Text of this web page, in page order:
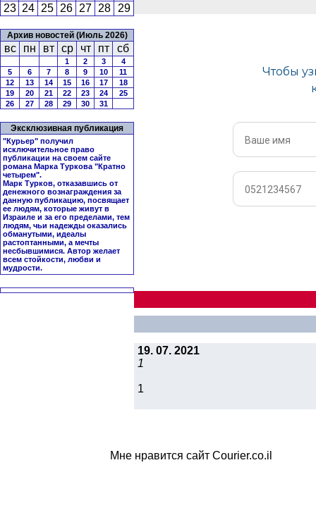
23 24 25 26 27 28 29
Архив новостей (Июль 2026)
вс пн вт ср чт пт сб
1 2 3
4
5
6 7 8 9 10
11
12
13 14 15 16 17
18
19
20 21 22 23 24
25
26
27 28 29 30 31
Эксклюзивная публикация
"Курьер" получил
исключительное право
публикации на своем сайте
романа Марка Туркова "Кратно
четырем".
Марк Турков, отказавшись от
денежного вознаграждения за
данную публикацию, посвящает
ее людям, которые живут в
Израиле и за его пределами, тем
людям, чьи надежды оказались
обманутыми, идеалы
растоптанными, а мечты
несбывшимися. Автор желает
всем стойкости, любви и
мудрости.
19. 07. 2021
1
1
Мне нравится сайт Courier.co.il